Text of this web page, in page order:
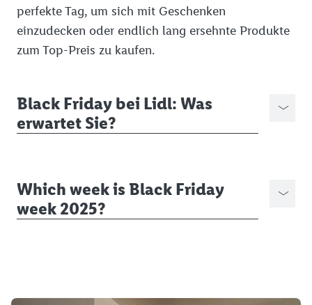
perfekte Tag, um sich mit Geschenken
einzudecken oder endlich lang ersehnte Produkte
zum Top-Preis zu kaufen.
Black Friday bei Lidl: Was
erwartet Sie?
Which week is Black Friday
week 2025?